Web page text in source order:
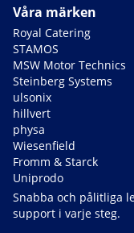
Våra märken
Royal Catering
STAMOS
MSW Motor Technics
Steinberg Systems
ulsonix
hillvert
physa
Wiesenfield
Fromm & Starck
Uniprodo
Snabba och pålitliga
support i varje steg.